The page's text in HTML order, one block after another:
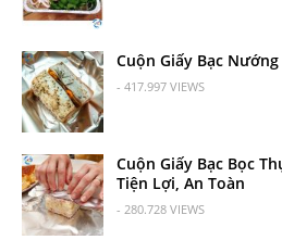
Cuộn Giấy Bạc
- 417.997 VIEWS
Cuộn Giấy Bạc Bọc
Tiện Lợi, An Toàn
- 280.728 VIEWS